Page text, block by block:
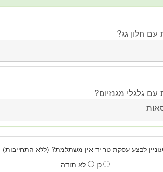
עם חלון גג?
גלגלי מגנזיום?
לבצע עסקת טרייד אין משתלמת? (ללא התחייבות)
כן
לא תודה